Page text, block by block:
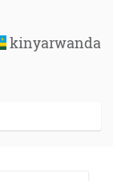
kinyarwanda